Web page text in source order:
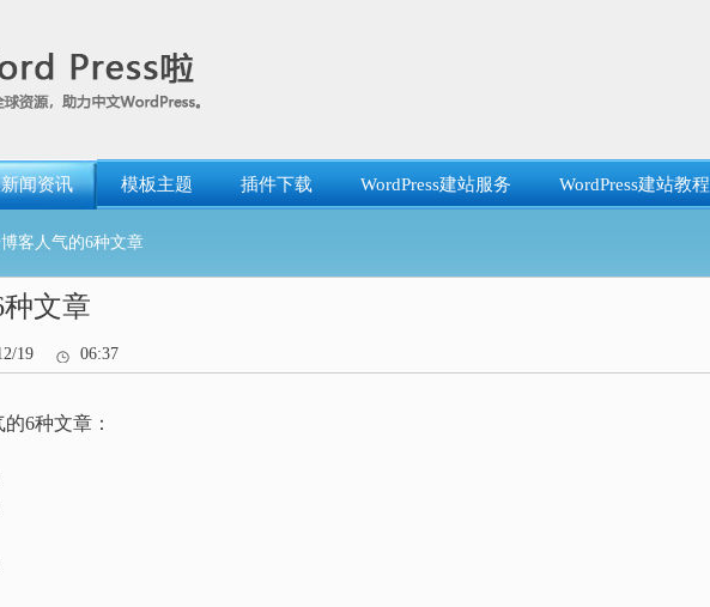
新闻资讯 模板主题 插件下载 WordPress建站服务 WordPress建站教程
客人气的6种文章
文章
19 06:37
6种文章：